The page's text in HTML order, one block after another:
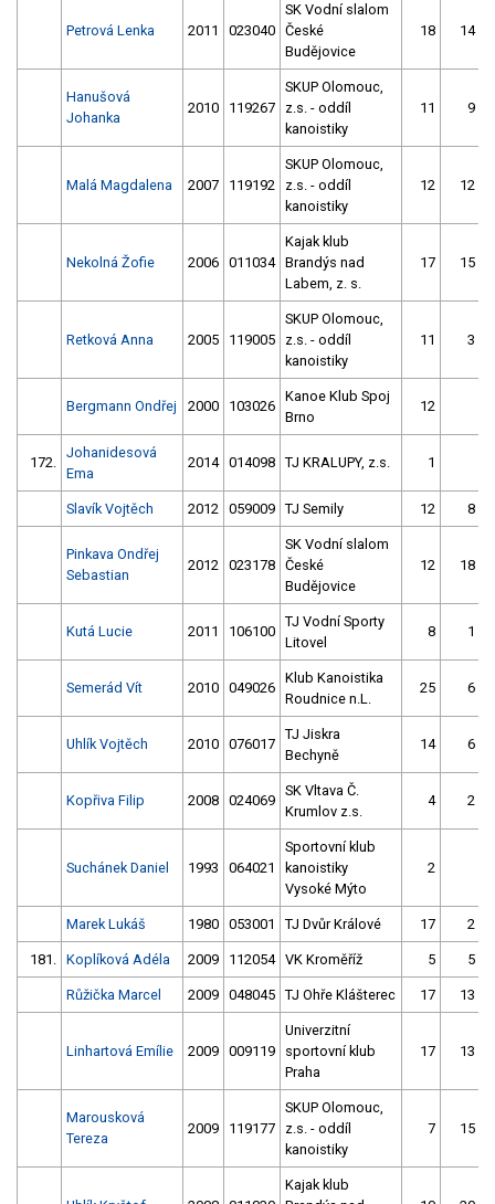
Petrová Lenka 2011 023040
SK Vodní slalom
České
Budějovice
18 14
Hanušová
Johanka
2010 119267
SKUP Olomouc,
z.s. - oddíl
kanoistiky
11 9
Malá Magdalena 2007 119192
SKUP Olomouc,
z.s. - oddíl
kanoistiky
12 12
Nekolná Žofie 2006 011034
Kajak klub
Brandýs nad
Labem, z. s.
17 15
Retková Anna 2005 119005
SKUP Olomouc,
z.s. - oddíl
kanoistiky
11 3
Bergmann Ondřej 2000 103026
Kanoe Klub Spoj
Brno
12
172.
Johanidesová
Ema
2014 014098 TJ KRALUPY, z.s. 1
Slavík Vojtěch 2012 059009 TJ Semily 12 8
Pinkava Ondřej
Sebastian
2012 023178
SK Vodní slalom
České
Budějovice
12 18
Kutá Lucie 2011 106100
TJ Vodní Sporty
Litovel
8 1
Semerád Vít 2010 049026
Klub Kanoistika
Roudnice n.L.
25 6
Uhlík Vojtěch 2010 076017
TJ Jiskra
Bechyně
14 6
Kopřiva Filip 2008 024069
SK Vltava Č.
Krumlov z.s.
4 2
Suchánek Daniel 1993 064021
Sportovní klub
kanoistiky
Vysoké Mýto
2
Marek Lukáš 1980 053001 TJ Dvůr Králové 17 2
181. Koplíková Adéla 2009 112054 VK Kroměříž 5 5
Růžička Marcel 2009 048045 TJ Ohře Klášterec 17 13
Linhartová Emílie 2009 009119
Univerzitní
sportovní klub
Praha
17 13
Marousková
Tereza
2009 119177
SKUP Olomouc,
z.s. - oddíl
kanoistiky
7 15
Kajak klub